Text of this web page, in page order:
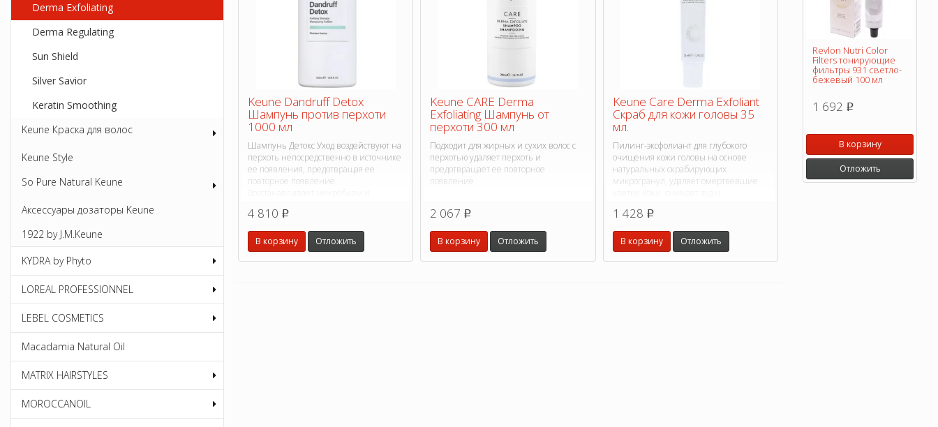
Derma Exfoliating
Derma Regulating
Sun Shield
Silver Savior
Keratin Smoothing
Keune Краска для волос
Keune Style
So Pure Natural Keune
Аксессуары дозаторы Keune
1922 by J.M.Keune
KYDRA by Phyto
LOREAL PROFESSIONNEL
LEBEL COSMETICS
Macadamia Natural Oil
MATRIX HAIRSTYLES
MOROCCANOIL
Keune Dandruff Detox
Шампунь против перхоти
1000 мл
Шампунь Детокс Уход воздействуют на
перхоть непосредственно в источнике
ее появления, предотвращая ее
повторное появление.
4 810 p
В корзину Отложить
Keune CARE Derma
Exfoliating Шампунь от
перхоти 300 мл
Подходит для жирных и сухих волос с
перхотью удаляет перхоть и
предотвращает ее повторное
появление
2 067 p
В корзину Отложить
Keune Care Derma Exfoliant
Скраб для кожи головы 35
мл.
Пилинг-эксфолиант для глубокого
очищения кожи головы на основе
натуральных скрабирующих
микрогранул, удаляет омертвевшие
1 428 p
В корзину Отложить
Revlon Nutri Color
Filters тонирующие
фильтры 931 cветло-
бежевый 100 мл
1 692 p
В корзину
Отложить